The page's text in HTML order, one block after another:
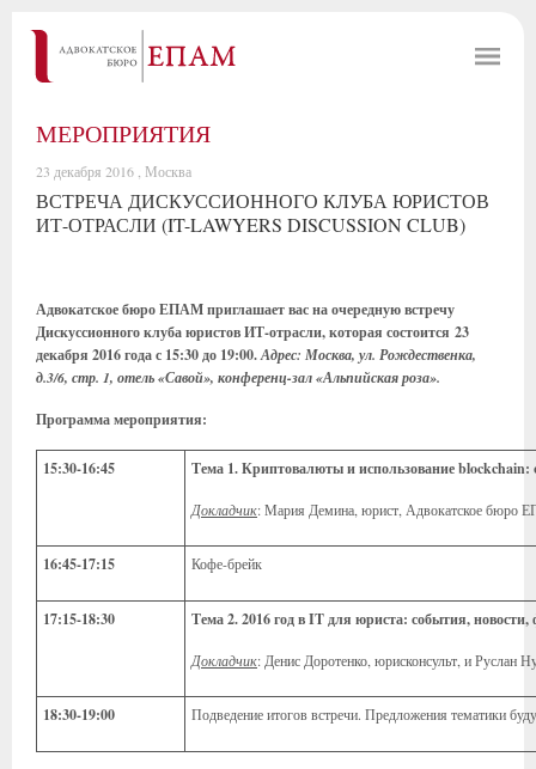
МЕРОПРИЯТИЯ
23 декабря 2016 , Москва
ВСТРЕЧА ДИСКУССИОННОГО КЛУБА ЮРИСТОВ
ИТ-ОТРАСЛИ (IT-LAWYERS DISCUSSION CLUB)
Адвокатское бюро ЕПАМ приглашает вас на очередную встречу
Дискуссионного клуба юристов ИТ-отрасли, которая состоится 23
декабря 2016 года с 15:30 до 19:00.Адрес: Москва, ул. Рождественка,
д.3/6, стр. 1, отель «Савой», конференц-зал «Альпийская роза».
Программа мероприятия:
15:30-16:45 Тема 1.Криптовалюты и использование blockchain:
Докладчик: Мария Демина, юрист, Адвокатское бюро
16:45-17:15 Кофе-брейк
17:15-18:30 Тема 2.2016 год в IT для юриста: события,
Докладчик: Денис Доротенко, юрисконсульт, и Руслан
18:30-19:00 Подведение итогов встречи. Предложения тематики